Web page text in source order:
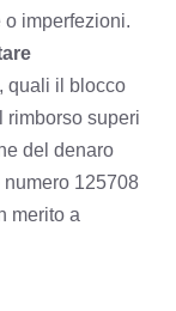
imperfezioni.
, quali il blocco
rimborso superi
del denaro
125708
merito a